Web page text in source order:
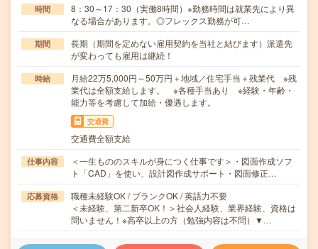
時間
8：30～17：30（実働8時間）※勤務時間は就業先により異
なる場合があります。◎フレックス勤務が可…
期間
長期（期間を定めない雇用契約を当社と結びます）派遣先
が変わっても雇用は継続！
時給
月給22万5,000円～50万円＋地域／住宅手当＋残業代 ※残
業代は全額支給します。 ※各種手当あり ※経験・年齢・
能力等を考慮して加給・優遇します。
交通費
交通費全額支給
仕事内容
＜一生もののスキルが身につく仕事です＞・図面作成ソフ
ト「CAD」を使い、設計図作成サポート・図面修正…
応募資格
職種未経験OK / ブランクOK / 英語力不要
＜未経験、第二新卒OK！＞社会人経験、業界経験、資格は
問いません！※高卒以上の方（勉強内容は不問）▼…